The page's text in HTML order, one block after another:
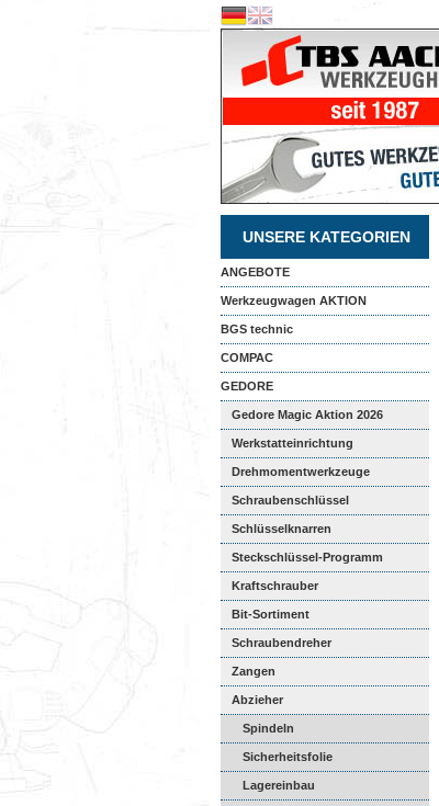
UNSERE KATEGORIEN
ANGEBOTE
Werkzeugwagen AKTION
BGS technic
COMPAC
GEDORE
Gedore Magic Aktion 2026
Werkstatteinrichtung
Drehmomentwerkzeuge
Schraubenschlüssel
Schlüsselknarren
Steckschlüssel-Programm
Kraftschrauber
Bit-Sortiment
Schraubendreher
Zangen
Abzieher
Spindeln
Sicherheitsfolie
Lagereinbau